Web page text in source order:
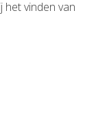
het vinden van